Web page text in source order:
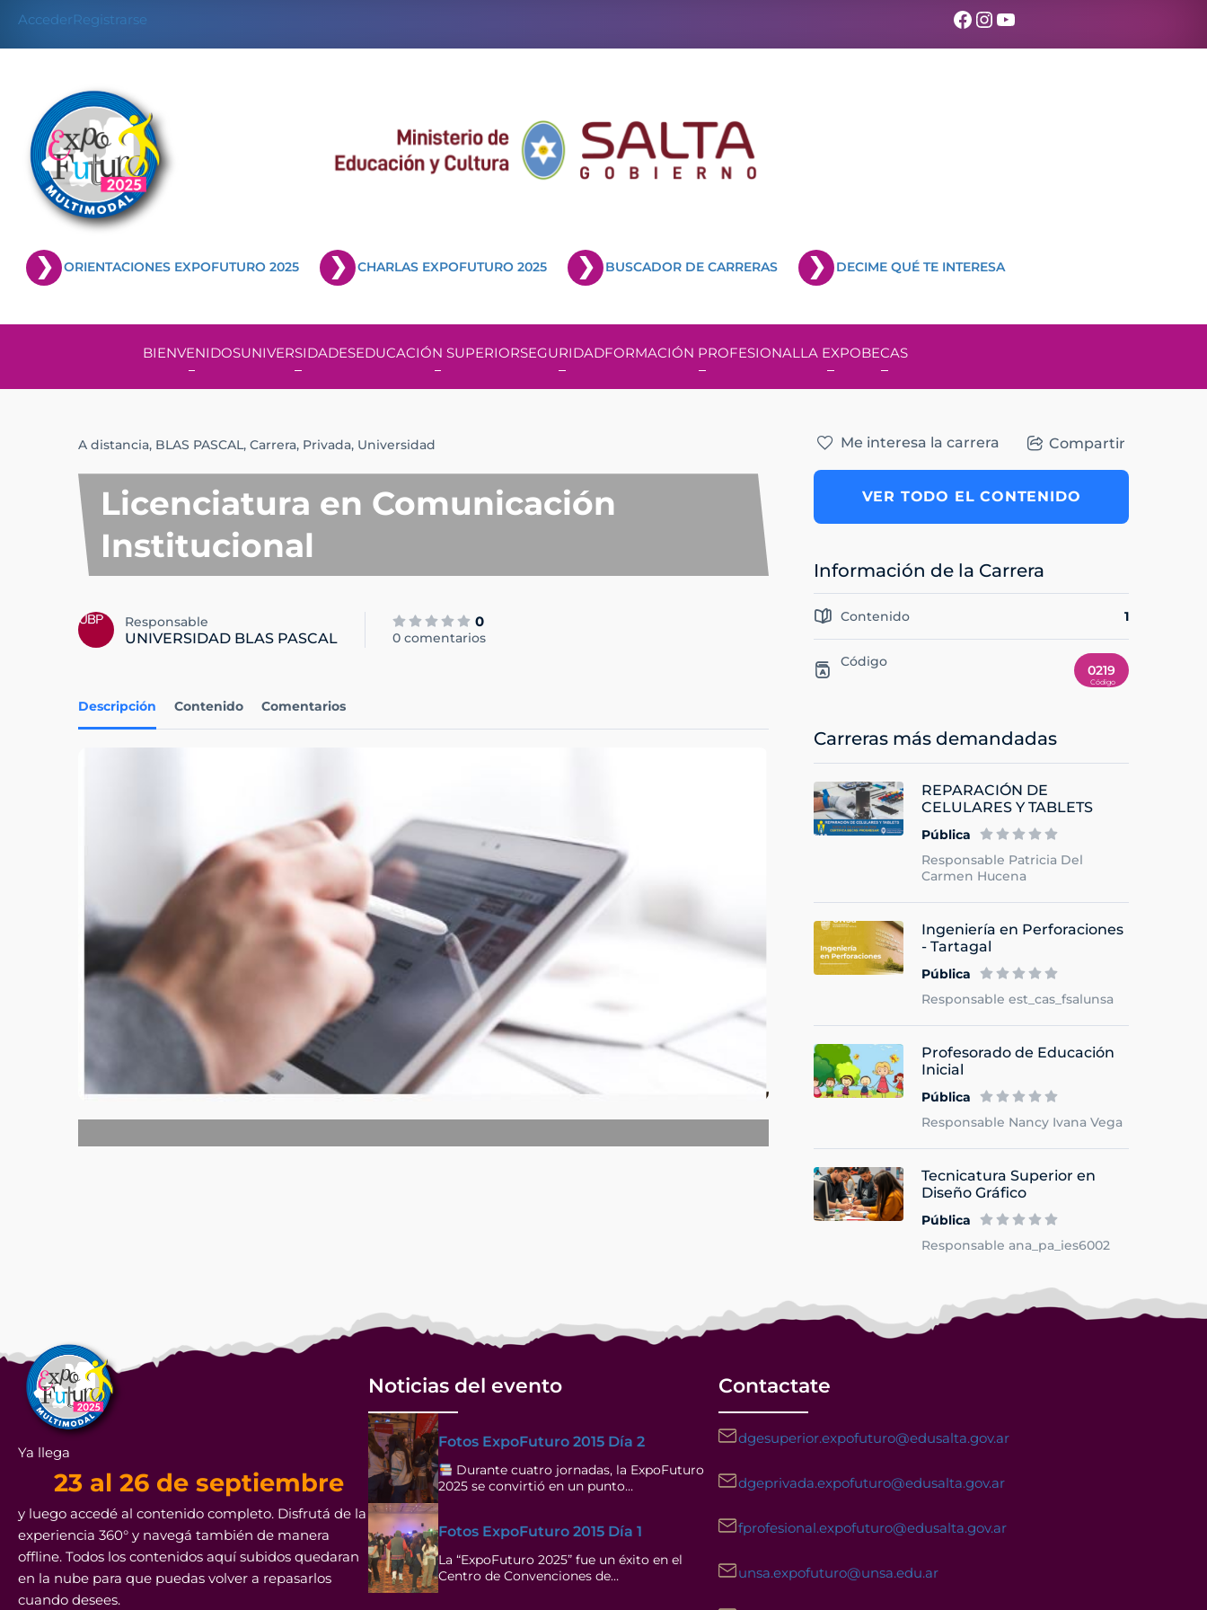
AccederRegistrarse Facebook
Instagram
YouTube
ORIENTACIONES EXPOFUTURO 2025 CHARLAS EXPOFUTURO 2025 BUSCADOR DE CARRERAS DECIME QUÉ TE INTERESA
BIENVENIDOSUNIVERSIDADESEDUCACIÓN SUPERIORSEGURIDADFORMACIÓN PROFESIONALLA EXPOBECAS
A distancia, BLAS PASCAL, Carrera, Privada, Universidad
Licenciatura en Comunicación
Institucional
Responsable
UNIVERSIDAD BLAS PASCAL
0
0 comentarios
Descripción Contenido Comentarios
Me interesa la carrera Compartir
VER TODO EL CONTENIDO
Información de la Carrera
Contenido 1
Código
0219
Carreras más demandadas
REPARACIÓN DE
CELULARES Y TABLETS
Pública
Responsable Patricia Del
Carmen Hucena
Ingeniería en Perforaciones
- Tartagal
Pública
Responsable est_cas_fsalunsa
Profesorado de Educación
Inicial
Pública
Responsable Nancy Ivana Vega
Tecnicatura Superior en
Diseño Gráfico
Pública
Responsable ana_pa_ies6002
Ya llega
23 al 26 de septiembre
y luego accedé al contenido completo. Disfrutá de la
experiencia 360° y navegá también de manera
offline. Todos los contenidos aquí subidos quedaran
en la nube para que puedas volver a repasarlos
cuando desees.
Noticias del evento
Fotos ExpoFuturo 2015 Día 2
Durante cuatro jornadas, la ExpoFuturo
2025 se convirtió en un punto…
Fotos ExpoFuturo 2015 Día 1
La “ExpoFuturo 2025” fue un éxito en el
Centro de Convenciones de…
Contactate
dgesuperior.expofuturo@edusalta.gov.ar
dgeprivada.expofuturo@edusalta.gov.ar
fprofesional.expofuturo@edusalta.gov.ar
unsa.expofuturo@unsa.edu.ar